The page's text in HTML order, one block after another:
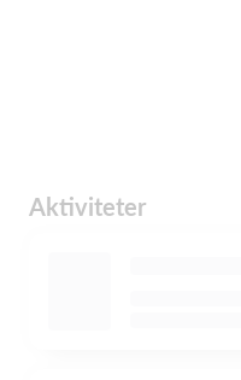
Aktiviteter